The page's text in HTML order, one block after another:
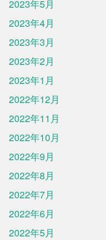
2023年5月
2023年4月
2023年3月
2023年2月
2023年1月
2022年12月
2022年11月
2022年10月
2022年9月
2022年8月
2022年7月
2022年6月
2022年5月